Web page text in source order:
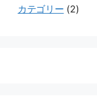
カテゴリー (2)